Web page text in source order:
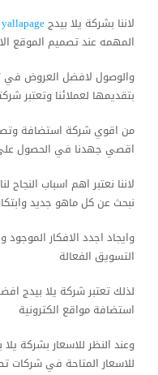
لاننا بشركة يلا بيدجyallapage
المهمه عند تصميم الموقع
والوصول لافضل العروض في
بتقديمها لعملائنا وتعتبر
من اقوي شركة استضافة
اقصي جهدنا في الحصول علي
لاننا نعتبر اهم اسباب النجاح
نبحث عن كل ماهو جديد
وايجاد اجدد الافكار
التسويق الفعالة
لذلك تعتبر شركة يلا بيدج
استضافة مواقع الكترونية
وعند النظر للاسعار بشركة
للاسعار المتاحة في شركات